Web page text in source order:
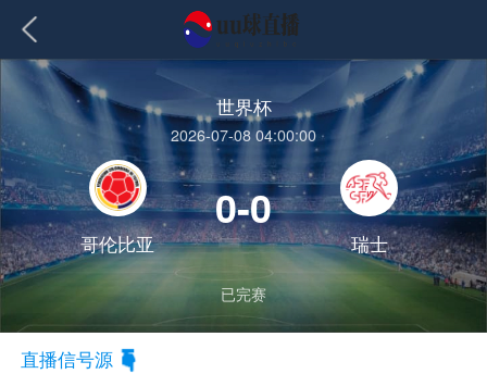
世界杯
2026-07-08 04:00:00
哥伦比亚
0-0
瑞士
已完赛
直播信号源